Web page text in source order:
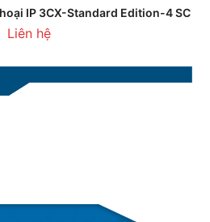
IP 3CX-Standard Edition-4 SC
Liên hệ